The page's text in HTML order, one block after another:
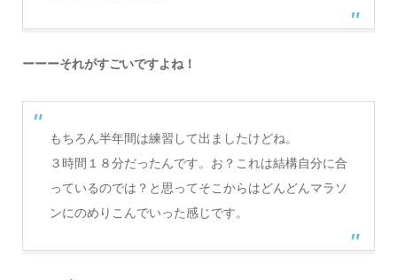
ーーーそれがすごいですよね！
もちろん半年間は練習して出ましたけどね。
３時間１８分だったんです。お？これは結構自分に合
っているのでは？と思ってそこからはどんどんマラソ
ンにのめりこんでいった感じです。